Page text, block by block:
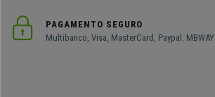
PAGAMENTO SEGURO
Multibanco, Visa, MasterCard, Paypal. MBWAY